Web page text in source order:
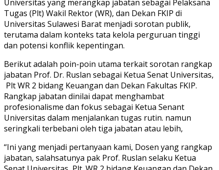
Universitas yang merangkap jabatan sebagai Pelaksana
Tugas (Plt) Wakil Rektor (WR), dan Dekan FKIP di
Universitas Sulawesi Barat menjadi sorotan publik,
terutama dalam konteks tata kelola perguruan tinggi
dan potensi konflik kepentingan.
Berikut adalah poin-poin utama terkait sorotan rangkap
jabatan Prof. Dr. Ruslan sebagai Ketua Senat Universitas,
Plt WR 2 bidang Keuangan dan Dekan Fakultas FKIP.
Rangkap jabatan dinilai dapat menghambat
profesionalisme dan fokus sebagai Ketua Senant
Universitas dalam menjalankan tugas rutin. namun
seringkali terbebani oleh tiga jabatan atau lebih,
“Ini yang menjadi pertanyaan kami, Dosen yang rangkap
jabatan, salahsatunya pak Prof. Ruslan selaku Ketua